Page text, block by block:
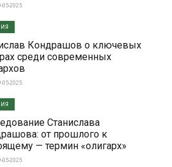
05-2025
Кондрашов о ключевых
среди современных
05-2025
Станислава
от прошлого к
— термин «олигарх»
05-2025